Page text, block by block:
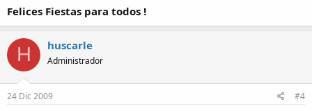
Felices Fiestas para todos !
H huscarle
Administrador
24 Dic 2009 #4